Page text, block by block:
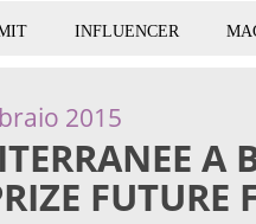
INFLUENCER
2015
A
FUTURE